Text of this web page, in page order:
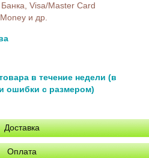
Visa/Master Card
и др.
в течение недели (в
ошибки с размером)
Доставка
Оплата